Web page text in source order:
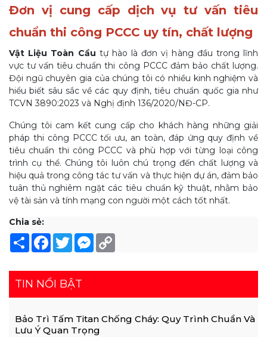
Đơn vị cung cấp dịch vụ tư vấn tiêu
chuẩn thi công PCCC uy tín, chất lượng
Vật Liệu Toàn Cầu tự hào là đơn vị hàng đầu trong lĩnh
vực tư vấn tiêu chuẩn thi công PCCC đảm bảo chất lượng.
Đội ngũ chuyên gia của chúng tôi có nhiều kinh nghiệm và
hiểu biết sâu sắc về các quy định, tiêu chuẩn quốc gia như
TCVN 3890:2023 và Nghị định 136/2020/NĐ-CP.
Chúng tôi cam kết cung cấp cho khách hàng những giải
pháp thi công PCCC tối ưu, an toàn, đáp ứng quy định về
tiêu chuẩn thi công PCCC và phù hợp với từng loại công
trình cụ thể. Chúng tôi luôn chú trọng đến chất lượng và
hiệu quả trong công tác tư vấn và thực hiện dự án, đảm bảo
tuân thủ nghiêm ngặt các tiêu chuẩn kỹ thuật, nhằm bảo
vệ tài sản và tính mạng con người một cách tốt nhất.
Chia sẻ:
Share Facebook
TwitterMessenger
TIN NỔI BẬT
Bảo Trì Tấm Titan Chống Cháy: Quy Trình Chuẩn Và
Lưu Ý Quan Trọng